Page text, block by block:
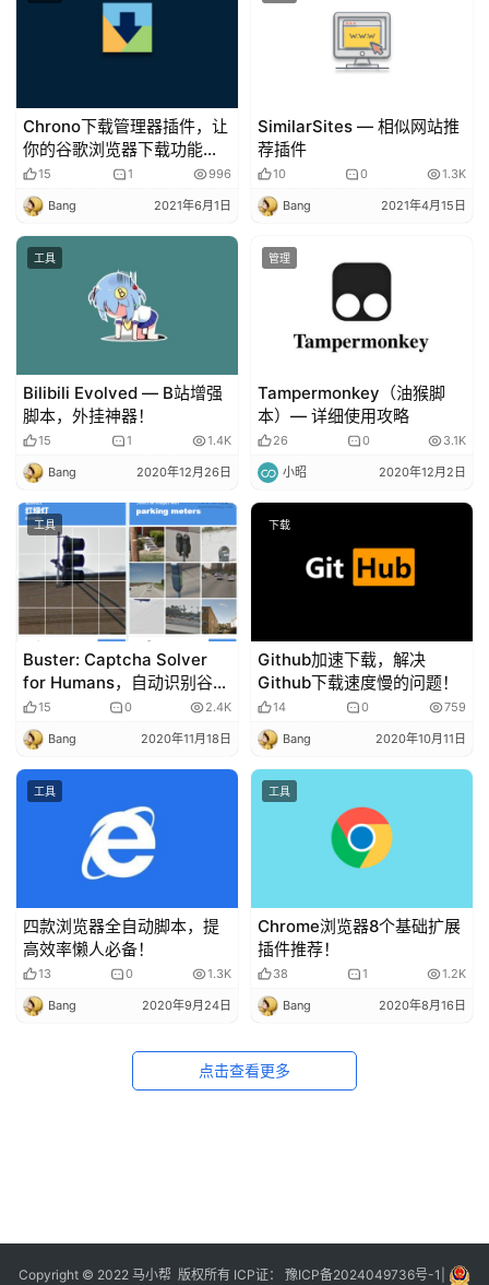
Chrono下载管理器插件，让
你的谷歌浏览器下载功能更
好用！
15 1 996
Bang 2021年6月1日
SimilarSites — 相似网站推
荐插件
10 0 1.3K
Bang 2021年4月15日
工具
Bilibili Evolved — B站增强
脚本，外挂神器！
15 1 1.4K
Bang 2020年12月26日
管理
Tampermonkey（油猴脚
本）— 详细使用攻略
26 0 3.1K
小昭 2020年12月2日
工具
Buster: Captcha Solver
for Humans，自动识别谷歌
reCAPTCHA验证码！
15 0 2.4K
Bang 2020年11月18日
下载
Github加速下载，解决
Github下载速度慢的问题！
14 0 759
Bang 2020年10月11日
工具
四款浏览器全自动脚本，提
高效率懒人必备！
13 0 1.3K
Bang 2020年9月24日
工具
Chrome浏览器8个基础扩展
插件推荐！
38 1 1.2K
Bang 2020年8月16日
点击查看更多
Copyright © 2022 马小帮 版权所有 ICP证： 豫ICP备2024049736号-1